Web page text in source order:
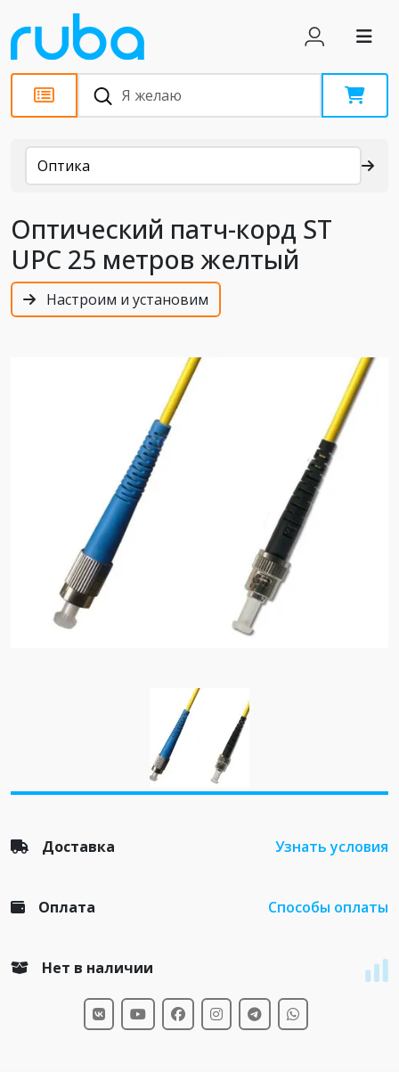
Каталог
Оптика
Оптический патч-корд ST
UPC 25 метров желтый
Настроим и установим
Доставка Узнать условия
Оплата Способы оплаты
Нет в наличии